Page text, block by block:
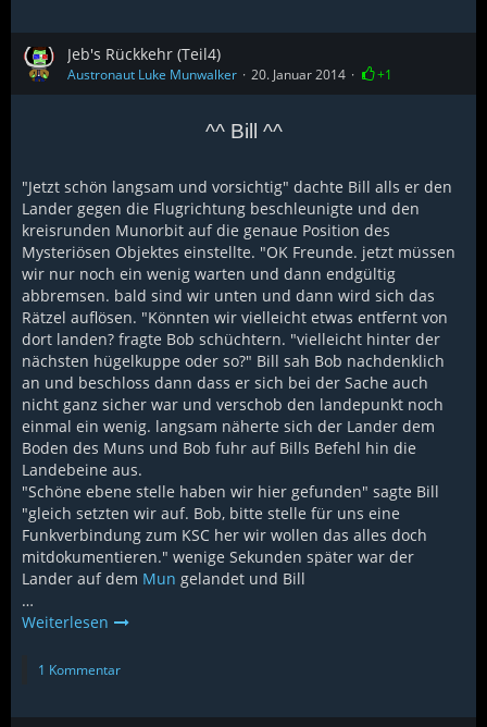
Jeb's Rückkehr (Teil4)
Austronaut Luke Munwalker 20. Januar 2014 +1
^^ Bill ^^
"Jetzt schön langsam und vorsichtig" dachte Bill alls er den
Lander gegen die Flugrichtung beschleunigte und den
kreisrunden Munorbit auf die genaue Position des
Mysteriösen Objektes einstellte. "OK Freunde. jetzt müssen
wir nur noch ein wenig warten und dann endgültig
abbremsen. bald sind wir unten und dann wird sich das
Rätzel auflösen. "Könnten wir vielleicht etwas entfernt von
dort landen? fragte Bob schüchtern. "vielleicht hinter der
nächsten hügelkuppe oder so?" Bill sah Bob nachdenklich
an und beschloss dann dass er sich bei der Sache auch
nicht ganz sicher war und verschob den landepunkt noch
einmal ein wenig. langsam näherte sich der Lander dem
Boden des Muns und Bob fuhr auf Bills Befehl hin die
Landebeine aus.
"Schöne ebene stelle haben wir hier gefunden" sagte Bill
"gleich setzten wir auf. Bob, bitte stelle für uns eine
Funkverbindung zum KSC her wir wollen das alles doch
mitdokumentieren." wenige Sekunden später war der
Lander auf dem Mun gelandet und Bill
…
Weiterlesen
1 Kommentar